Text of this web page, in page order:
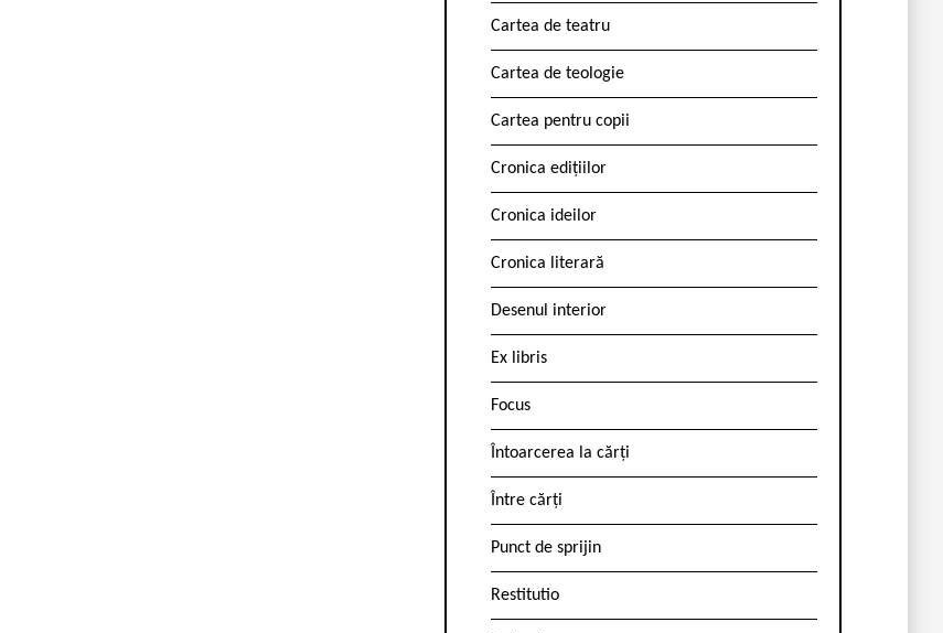
Cartea de teatru
Cartea de teologie
Cartea pentru copii
Cronica edițiilor
Cronica ideilor
Cronica literară
Desenul interior
Ex libris
Focus
Întoarcerea la cărți
Între cărți
Punct de sprijin
Restitutio